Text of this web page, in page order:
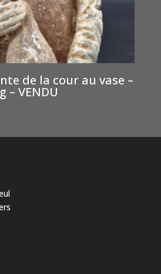
de la cour au vase –
– VENDU